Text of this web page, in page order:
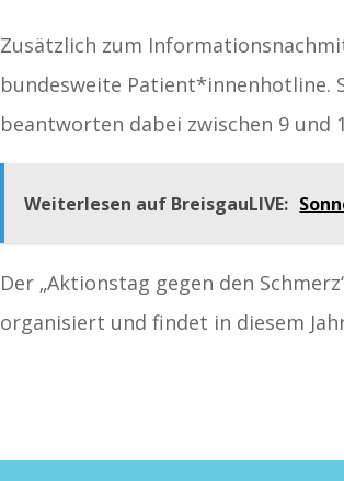
Zusätzlich zum
bundesweite Patient*innenhotline.
beantworten dabei zwischen 9 und
Weiterlesen auf BreisgauLIVE:
Der „Aktionstag gegen den
organisiert und findet in diesem